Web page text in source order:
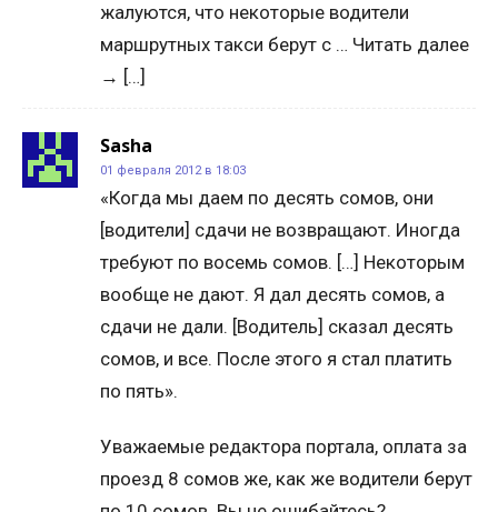
жалуются, что некоторые водители
маршрутных такси берут с … Читать далее
→ […]
Sasha
01 февраля 2012 в 18:03
«Когда мы даем по десять сомов, они
[водители] сдачи не возвращают. Иногда
требуют по восемь сомов. […] Некоторым
вообще не дают. Я дал десять сомов, а
сдачи не дали. [Водитель] сказал десять
сомов, и все. После этого я стал платить
по пять».
Уважаемые редактора портала, оплата за
проезд 8 сомов же, как же водители берут